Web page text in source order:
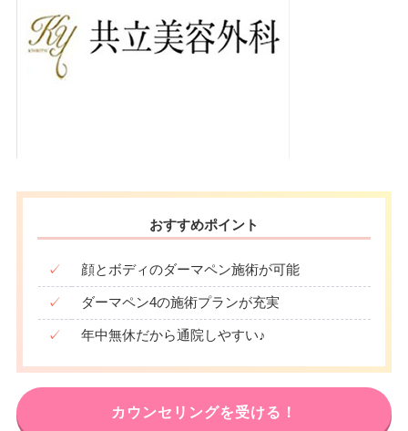
おすすめポイント
✓ 顔とボディのダーマペン施術が可能
✓ ダーマペン4の施術プランが充実
✓ 年中無休だから通院しやすい♪
カウンセリングを受ける！